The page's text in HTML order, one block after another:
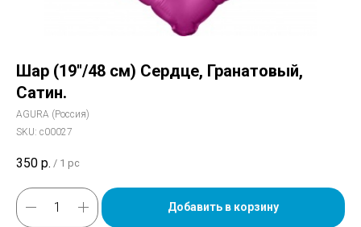
Шар (19''/48 см) Сердце, Гранатовый,
Сатин.
AGURA (Россия)
SKU: с00027
350 р. / 1 pc
Добавить в корзину